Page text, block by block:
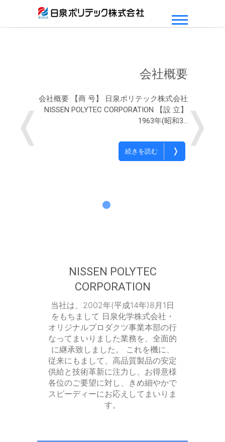
日泉ポリテック株式会社
会社概要
会社概要 【商 号】 日泉ポリテック株式会社
NISSEN POLYTEC CORPORATION 【設 立】
1963年(昭和3…
続きを読む ❭
❬ ❭
NISSEN POLYTEC
CORPORATION
当社は、2002年(平成14年)8月1日
をもちまして 日泉化学株式会社・
オリジナルプロダクツ事業本部の行
なってまいりました業務を、全面的
に継承致しました。 これを機に、
従来にもまして、高品質製品の安定
供給と技術革新に注力し、お得意様
各位のご要望に対し、きめ細やかで
スピーディーにお応えしてまいりま
す。